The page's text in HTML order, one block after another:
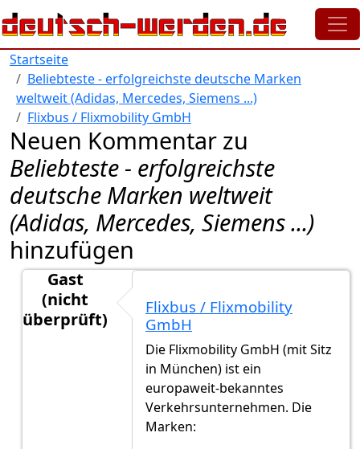
Direkt zum Inhalt
Startseite
Beliebteste - erfolgreichste deutsche Marken
weltweit (Adidas, Mercedes, Siemens ...)
Flixbus / Flixmobility GmbH
Neuen Kommentar zu
Beliebteste - erfolgreichste
deutsche Marken weltweit
(Adidas, Mercedes, Siemens ...)
hinzufügen
Gast
(nicht
überprüft)
Flixbus / Flixmobility
GmbH
Die Flixmobility GmbH (mit Sitz
in München) ist ein
europaweit-bekanntes
Verkehrsunternehmen. Die
Marken: